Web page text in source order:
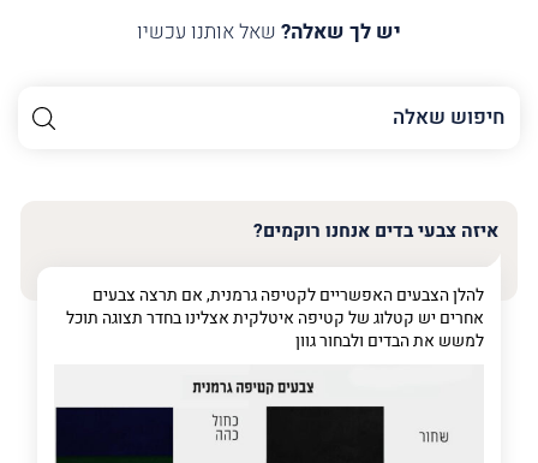
יש לך שאלה? שאל אותנו עכשיו
השם
שלך
טלפון (חובה)
איזה צבעי בדים אנחנו רוקמים?
להלן הצבעים האפשריים לקטיפה גרמנית, אם תרצה צבעים
אחרים יש קטלוג של קטיפה איטלקית אצלינו בחדר תצוגה תוכל
למשש את הבדים ולבחור גוון